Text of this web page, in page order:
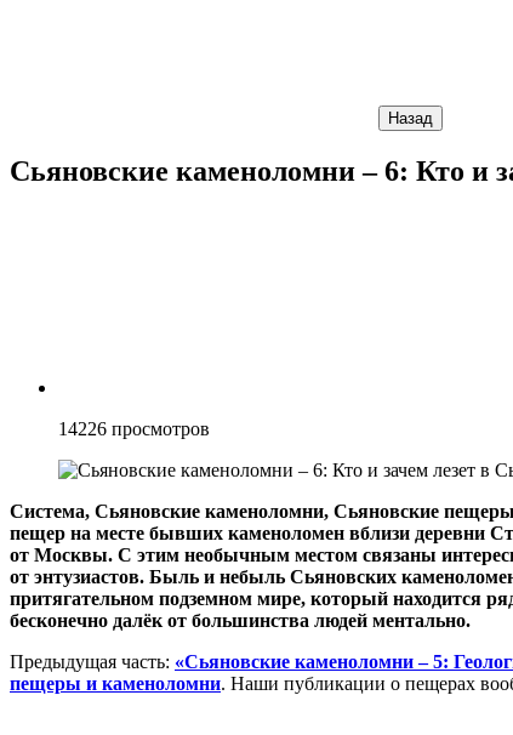
Назад
Сьяновские каменоломни – 6: Кто и
14226 просмотров
Система, Сьяновские каменоломни, Сьяновские
пещер на месте бывших каменоломен вблизи деревни
от Москвы. С этим необычным местом связаны
от энтузиастов. Быль и небыль Сьяновских
притягательном подземном мире, который находится
бесконечно далёк от большинства людей ментально.
Предыдущая часть: «Сьяновские каменоломни – 5:
пещеры и каменоломни. Наши публикации о пещерах